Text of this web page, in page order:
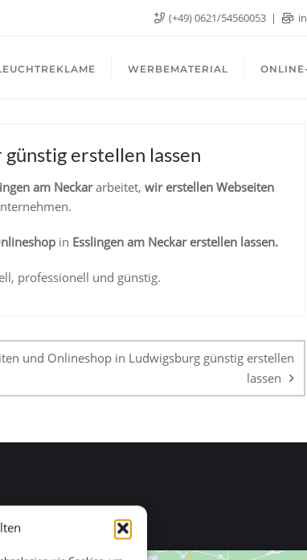
(+49) 0621/54560053
WERBEMATERIAL
erstellen lassen
am Neckararbeitet, wir erstellen Webseiten
in Esslingen am Neckar erstellen lassen.
professionell und günstig.
und Onlineshop in Ludwigsburg günstig erstellen
lassen